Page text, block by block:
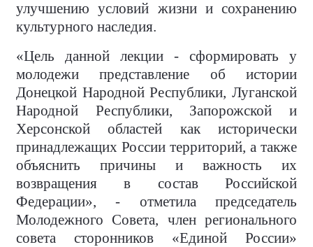
улучшению условий жизни и сохранению
культурного наследия.
«Цель данной лекции - сформировать у
молодежи представление об истории
Донецкой Народной Республики, Луганской
Народной Республики, Запорожской и
Херсонской областей как исторически
принадлежащих России территорий, а также
объяснить причины и важность их
возвращения в состав Российской
Федерации», - отметила председатель
Молодежного Совета, член регионального
совета сторонников «Единой России»